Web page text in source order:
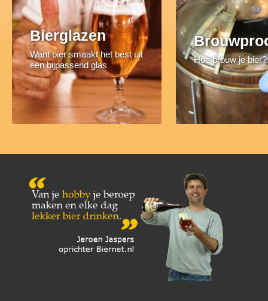
Bierglazen
Want bier smaakt het best uit
een bijpassend glas
Hoe brouw je bier?